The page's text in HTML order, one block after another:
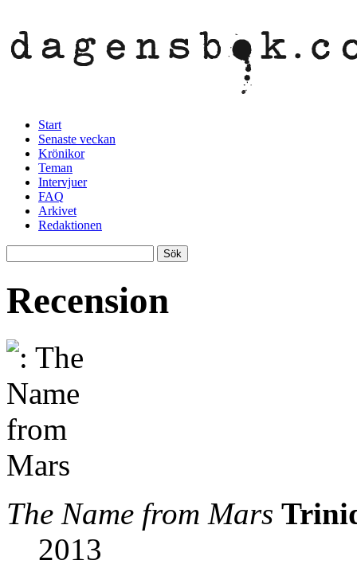
Start
Senaste veckan
Krönikor
Teman
Intervjuer
FAQ
Arkivet
Redaktionen
Recension
The Name from Mars
2013